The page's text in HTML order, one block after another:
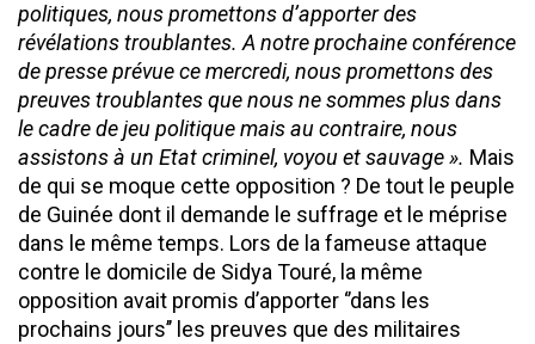
politiques, nous promettons d’apporter des
révélations troublantes. A notre prochaine conférence
de presse prévue ce mercredi, nous promettons des
preuves troublantes que nous ne sommes plus dans
le cadre de jeu politique mais au contraire, nous
assistons à un Etat criminel, voyou et sauvage ». Mais
de qui se moque cette opposition ? De tout le peuple
de Guinée dont il demande le suffrage et le méprise
dans le même temps. Lors de la fameuse attaque
contre le domicile de Sidya Touré, la même
opposition avait promis d’apporter ‘’dans les
prochains jours’’ les preuves que des militaires